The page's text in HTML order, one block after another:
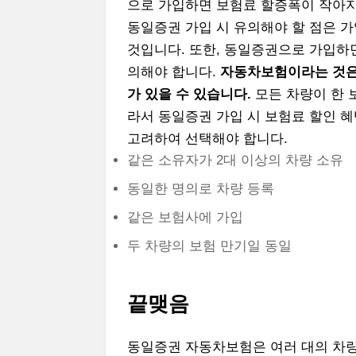
으로 가입하면 보험료 할증폭이 작아
동일증권 가입 시 유의해야 할 점은
것입니다. 또한, 동일증권으로 가입
의해야 합니다. 자동차보험이라는 것
가 있을 수 있습니다. 모든 차량이 한
라서 동일증권 가입 시 보험료 할인
고려하여 선택해야 합니다.
같은 소유자가 2대 이상의 차량 소유
동일한 명의로 차량 등록
같은 보험사에 가입
두 차량의 보험 만기일 동일
끝맺음
동일증권 자동차보험은 여러 대의 차